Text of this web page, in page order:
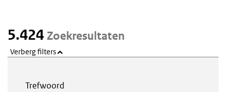
5.424 Zoekresultaten
Verberg filters
Trefwoord